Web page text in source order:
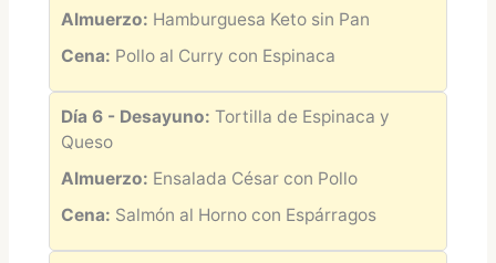
Almuerzo: Hamburguesa Keto sin Pan
Cena: Pollo al Curry con Espinaca
Día 6 - Desayuno: Tortilla de Espinaca y
Queso
Almuerzo: Ensalada César con Pollo
Cena: Salmón al Horno con Espárragos